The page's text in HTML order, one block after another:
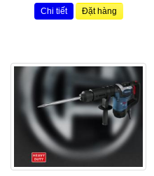
Chi tiết Đặt hàng